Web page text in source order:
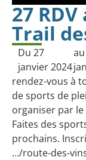
27
Trail
Du 27
janvier 2024
rendez-vous à
de sports de
organiser par le
Faites des
prochains.
…/route-des-